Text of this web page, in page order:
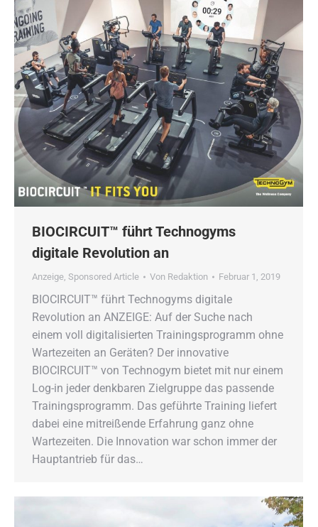
BIOCIRCUIT™ führt Technogyms
digitale Revolution an
Anzeige, Sponsored Article Von Redaktion Februar 1, 2019
BIOCIRCUIT™ führt Technogyms digitale
Revolution an ANZEIGE: Auf der Suche nach
einem voll digitalisierten Trainingsprogramm ohne
Wartezeiten an Geräten? Der innovative
BIOCIRCUIT™ von Technogym bietet mit nur einem
Log-in jeder denkbaren Zielgruppe das passende
Trainingsprogramm. Das geführte Training liefert
dabei eine mitreißende Erfahrung ganz ohne
Wartezeiten. Die Innovation war schon immer der
Hauptantrieb für das…